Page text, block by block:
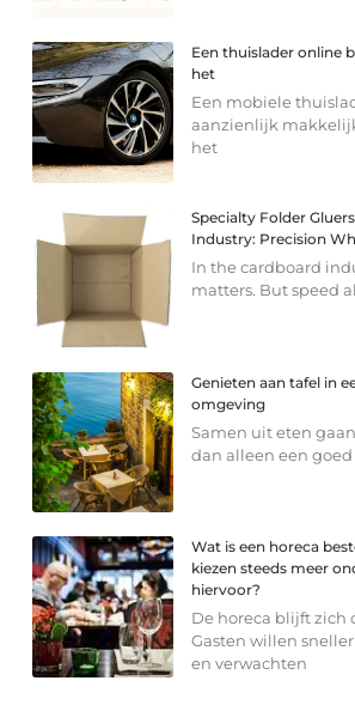
Een thuislader online
het
Een mobiele
aanzienlijk
het
Specialty Folder
Industry: Precision
In the cardboard
matters. But speed
Genieten aan tafel in
omgeving
Samen uit eten
dan alleen een
Wat is een horeca
kiezen steeds meer
hiervoor?
De horeca blijft zich
Gasten willen
en verwachten